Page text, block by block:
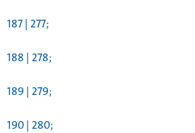
187 | 277;
188 | 278;
189 | 279;
190 | 280;